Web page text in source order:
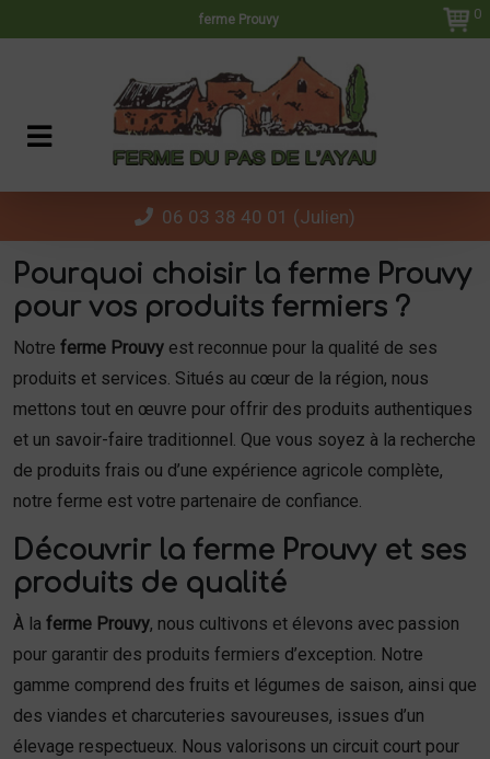
ferme Prouvy 0
06 03 38 40 01 (Julien)
Pourquoi choisir la ferme Prouvy
pour vos produits fermiers ?
Notre ferme Prouvy est reconnue pour la qualité de ses
produits et services. Situés au cœur de la région, nous
mettons tout en œuvre pour offrir des produits authentiques
et un savoir-faire traditionnel. Que vous soyez à la recherche
de produits frais ou d’une expérience agricole complète,
notre ferme est votre partenaire de confiance.
Découvrir la ferme Prouvy et ses
produits de qualité
À la ferme Prouvy, nous cultivons et élevons avec passion
pour garantir des produits fermiers d’exception. Notre
gamme comprend des fruits et légumes de saison, ainsi que
des viandes et charcuteries savoureuses, issues d’un
élevage respectueux. Nous valorisons un circuit court pour
Panneau de gestion des cookies